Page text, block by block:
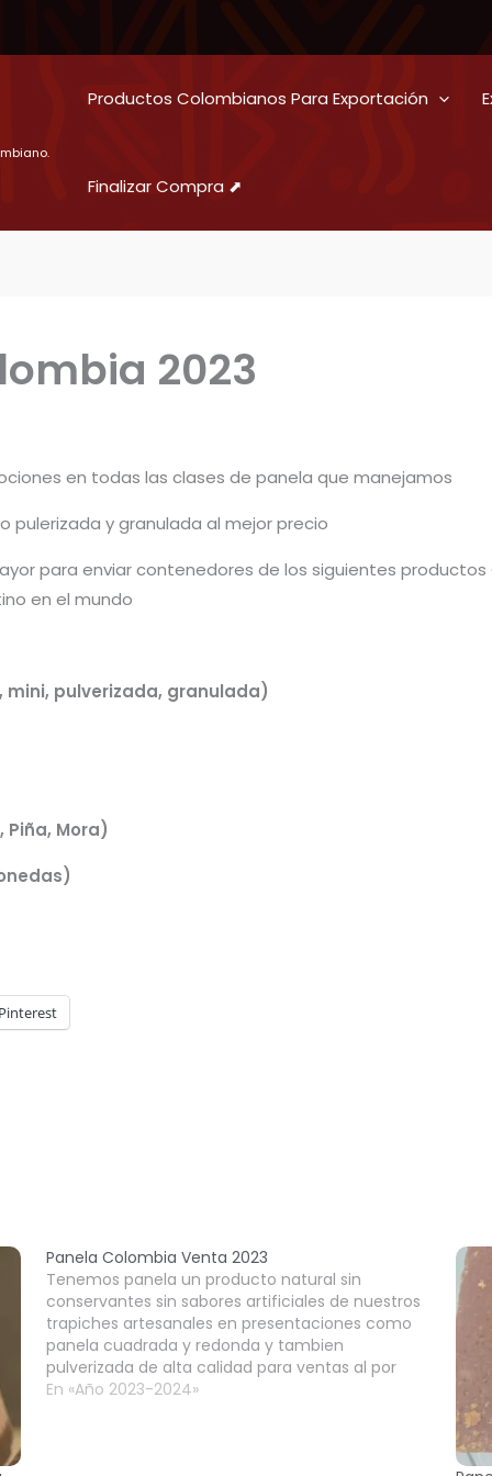
Productos Colombianos Para Exportación
Finalizar Compra ⬈
2023
en todas las clases de panela que manejamos
pulerizada y granulada al mejor precio
para enviar contenedores de los siguientes
en el mundo
pulverizada, granulada)
Mora)
Panela Colombia Venta 2023
Tenemos panela un producto natural sin
conservantes sin sabores artificiales de nuestros
trapiches artesanales en presentaciones como
panela cuadrada y redonda y tambien
pulverizada de alta calidad para ventas al por
mayor ofrecemos desde 1 contenedor de Panela
En «Año 2023-2024»